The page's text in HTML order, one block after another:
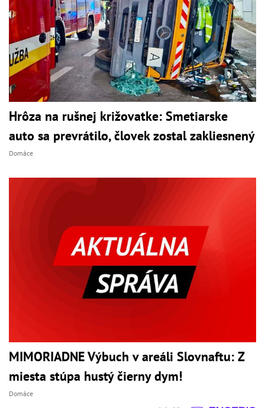
Hrôza na rušnej križovatke: Smetiarske
auto sa prevrátilo, človek zostal zakliesnený
Domáce
MIMORIADNE Výbuch v areáli Slovnaftu: Z
miesta stúpa hustý čierny dym!
Domáce